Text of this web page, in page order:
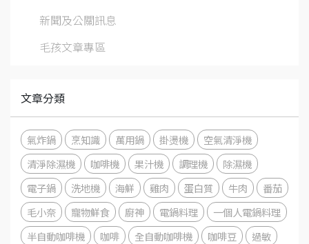
新聞及公關訊息
毛孩文章專區
文章分類
氣炸鍋 烹知識 萬用鍋 掛燙機
空氣清淨機
清淨除濕機
咖啡機 果汁機 調理機
除濕機
電子鍋
洗地機 海鮮 雞肉 蛋白質 牛肉
番茄
毛小奈
寵物鮮食 廚神 電鍋料理
一個人電鍋料理
半自動咖啡機
咖啡 全自動咖啡機 咖啡豆
過敏